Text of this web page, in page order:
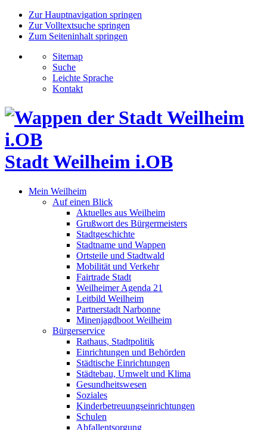
Zur Hauptnavigation springen
Zur Volltextsuche springen
Zum Seiteninhalt springen
Sitemap
Suche
Leichte Sprache
Kontakt
Stadt Weilheim i.OB
Mein Weilheim
Auf einen Blick
Aktuelles aus Weilheim
Grußwort des Bürgermeisters
Stadtgeschichte
Stadtname und Wappen
Ortsteile und Stadtwald
Mobilität und Verkehr
Fairtrade Stadt
Weilheimer Agenda 21
Leitbild Weilheim
Partnerstadt Narbonne
Minenjagdboot Weilheim
Bürgerservice
Rathaus, Stadtpolitik
Einrichtungen und Behörden
Städtische Einrichtungen
Städtebau, Umwelt und Klima
Gesundheitswesen
Soziales
Kinderbetreuungseinrichtungen
Schulen
Abfallentsorgung